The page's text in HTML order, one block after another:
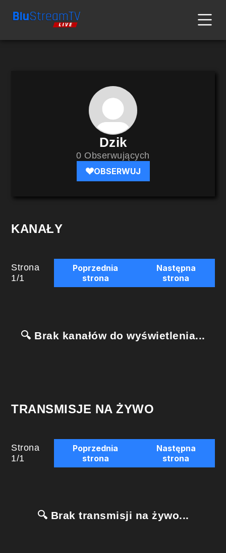
Dzik
0 Obserwujących
OBSERWUJ
KANAŁY
Strona
1/1
Poprzednia
strona
Następna
strona
🔍 Brak kanałów do wyświetlenia...
TRANSMISJE NA ŻYWO
Strona
1/1
Poprzednia
strona
Następna
strona
🔍 Brak transmisji na żywo...